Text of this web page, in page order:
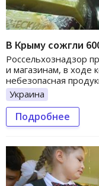
В Крыму сожгли
Россельхознадзор
и магазинам, в ходе
небезопасная
Украина
Подробнее